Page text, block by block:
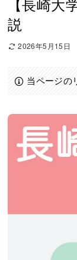
説
2026年5月15日
当ページの